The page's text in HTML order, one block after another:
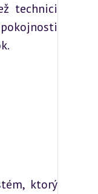
technici
ktorý